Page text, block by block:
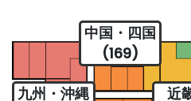
近
中国・四国
(169)
九州・沖縄